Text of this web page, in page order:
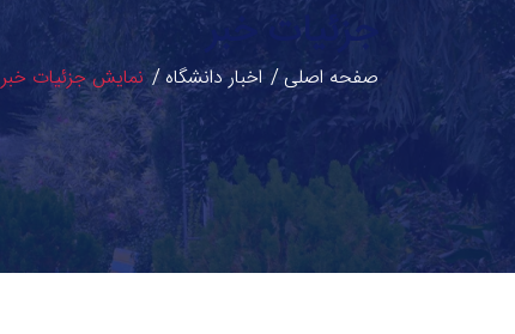
جزئیات خبر
صفحه اصلی اخبار دانشگاه نمایش جزئیات خبر